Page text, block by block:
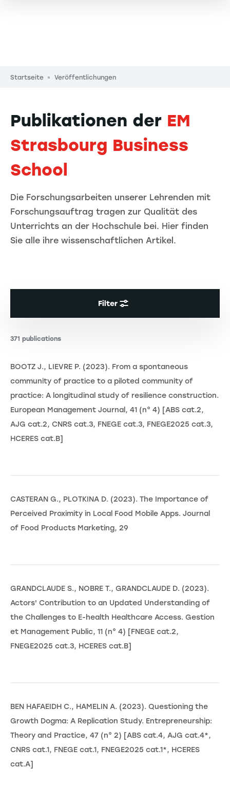
Pfadnavigation
Startseite Veröffentlichungen
Publikationen der EM
Strasbourg Business
School
Die Forschungsarbeiten unserer Lehrenden mit
Forschungsauftrag tragen zur Qualität des
Unterrichts an der Hochschule bei. Hier finden
Sie alle ihre wissenschaftlichen Artikel.
Filter
371 publications
BOOTZ J., LIEVRE P. (2023). From a spontaneous
community of practice to a piloted community of
practice: A longitudinal study of resilience construction.
European Management Journal, 41 (n° 4) [ABS cat.2,
AJG cat.2, CNRS cat.3, FNEGE cat.3, FNEGE2025 cat.3,
HCERES cat.B]
CASTERAN G., PLOTKINA D. (2023). The Importance of
Perceived Proximity in Local Food Mobile Apps. Journal
of Food Products Marketing, 29
GRANDCLAUDE S., NOBRE T., GRANDCLAUDE D. (2023).
Actors' Contribution to an Updated Understanding of
the Challenges to E-health Healthcare Access. Gestion
et Management Public, 11 (n° 4) [FNEGE cat.2,
FNEGE2025 cat.3, HCERES cat.B]
BEN HAFAEIDH C., HAMELIN A. (2023). Questioning the
Growth Dogma: A Replication Study. Entrepreneurship:
Theory and Practice, 47 (n° 2) [ABS cat.4, AJG cat.4*,
CNRS cat.1, FNEGE cat.1, FNEGE2025 cat.1*, HCERES
cat.A]